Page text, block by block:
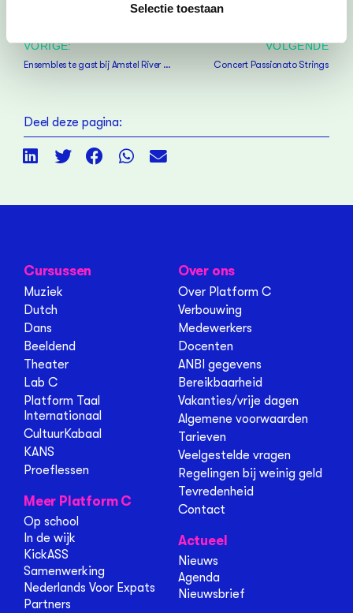
Selectie toestaan
VORIGE:
Ensembles te gast bij Amstel River Singers
VOLGENDE
Concert Passionato Strings
Deel deze pagina:
Cursussen
Muziek
Dutch
Dans
Beeldend
Theater
Lab C
Platform Taal
Internationaal
CultuurKabaal
KANS
Proeflessen
Meer Platform C
Op school
In de wijk
KickASS
Samenwerking
Nederlands Voor Expats
Partners
Over ons
Over Platform C
Verbouwing
Medewerkers
Docenten
ANBI gegevens
Bereikbaarheid
Vakanties/vrije dagen
Algemene voorwaarden
Tarieven
Veelgestelde vragen
Regelingen bij weinig geld
Tevredenheid
Contact
Actueel
Nieuws
Agenda
Nieuwsbrief